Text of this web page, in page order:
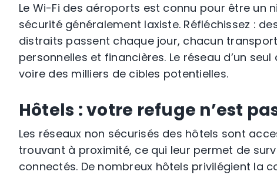
Le Wi-Fi des aéroports est connu pour être un
sécurité généralement laxiste. Réfléchissez :
distraits passent chaque jour, chacun
personnelles et financières. Le réseau d’un
voire des milliers de cibles potentielles.
Hôtels : votre refuge n’est
Les réseaux non sécurisés des hôtels sont
trouvant à proximité, ce qui leur permet de
connectés. De nombreux hôtels privilégient la